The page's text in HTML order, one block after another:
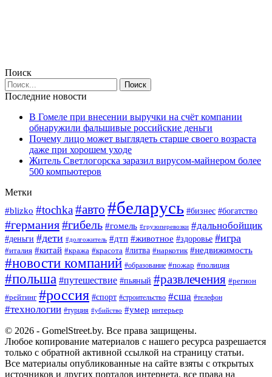
Поиск
Последние новости
В Гомеле при внесении выручки на счёт компании
обнаружили фальшивые российские деньги
Почему лицо может выглядеть старше своего возраста
даже при хорошем уходе
Житель Светлогорска заразил вирусом-майнером более
500 компьютеров
Метки
#blizko #tochka#авто #беларусь #бизнес #богатство
#германия#гибель #гомель #грузоперевозки #дальнобойщик
#деньги #дети #долгожитель #дтп #животное #здоровье #игра
#италия #китай #кража #красота #литва #наркотик #недвижимость
#новости компаний #образование #пожар #полиция
#польша #путешествие #пьяный #развлечения #регион
#рейтинг #россия #спорт #строительство #сша #телефон
#технологии #турция #убийство #умер интерьер
© 2026 - GomelStreet.by. Все права защищены.
Любое копирование материалов с нашего ресурса разрешается
только с обратной активной ссылкой на страницу статьи.
Все материалы опубликованные на сайте взяты с открытых
источников и других порталов интернета, все права на